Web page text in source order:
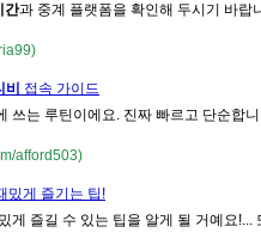
간과 중계 플랫폼을 확인해 두시기 바랍
비
접속 가이드
쓰는 루틴이에요. 진짜 빠르고 단순합
afford503)
밌게 즐기는 팁!
게 즐길 수 있는 팁을 알게 될 거예요!...